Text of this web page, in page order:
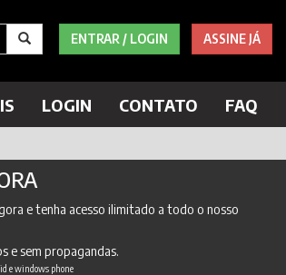
ENTRAR / LOGIN ASSINE JÁ
LOGIN CONTATO FAQ
e tenha acesso ilimitado a todo o nosso
e sem propagandas.
e windows phone